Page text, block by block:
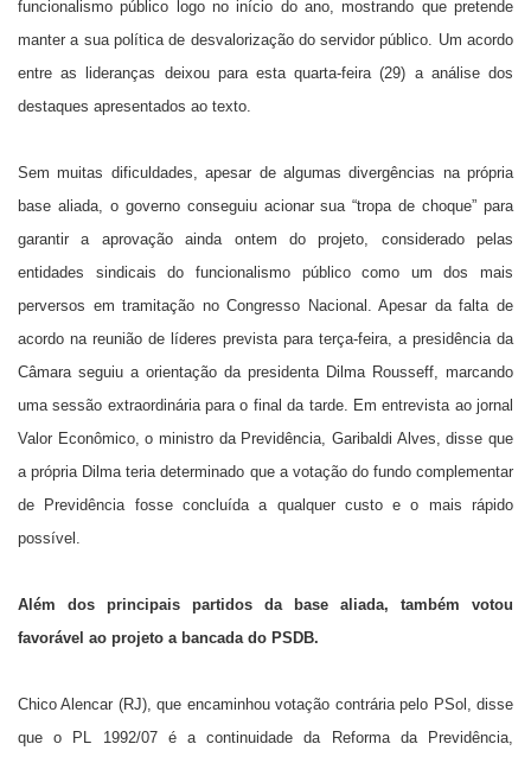
funcionalismo público logo no início do ano, mostrando que pretende
manter a sua política de desvalorização do servidor público. Um acordo
entre as lideranças deixou para esta quarta-feira (29) a análise dos
destaques apresentados ao texto.
Sem muitas dificuldades, apesar de algumas divergências na própria
base aliada, o governo conseguiu acionar sua “tropa de choque” para
garantir a aprovação ainda ontem do projeto, considerado pelas
entidades sindicais do funcionalismo público como um dos mais
perversos em tramitação no Congresso Nacional. Apesar da falta de
acordo na reunião de líderes prevista para terça-feira, a presidência da
Câmara seguiu a orientação da presidenta Dilma Rousseff, marcando
uma sessão extraordinária para o final da tarde. Em entrevista ao jornal
Valor Econômico, o ministro da Previdência, Garibaldi Alves, disse que
a própria Dilma teria determinado que a votação do fundo complementar
de Previdência fosse concluída a qualquer custo e o mais rápido
possível.
Além dos principais partidos da base aliada, também votou
favorável ao projeto a bancada do PSDB.
Chico Alencar (RJ), que encaminhou votação contrária pelo PSol, disse
que o PL 1992/07 é a continuidade da Reforma da Previdência,